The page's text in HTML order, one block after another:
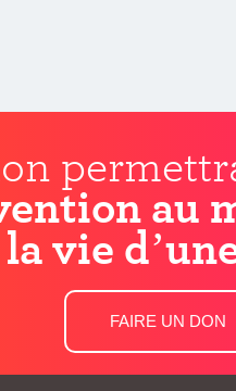
au
vie
FAIRE UN DON